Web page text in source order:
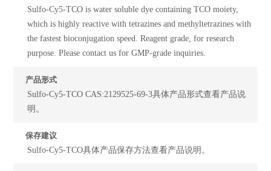
Sulfo-Cy5-TCO is water soluble dye containing TCO moiety,
which is highly reactive with tetrazines and methyltetrazines with
the fastest bioconjugation speed. Reagent grade, for research
purpose. Please contact us for GMP-grade inquiries.
产品形式
Sulfo-Cy5-TCO CAS:2129525-69-3具体产品形式查看产品说
明。
保存建议
Sulfo-Cy5-TCO具体产品保存方法查看产品说明。